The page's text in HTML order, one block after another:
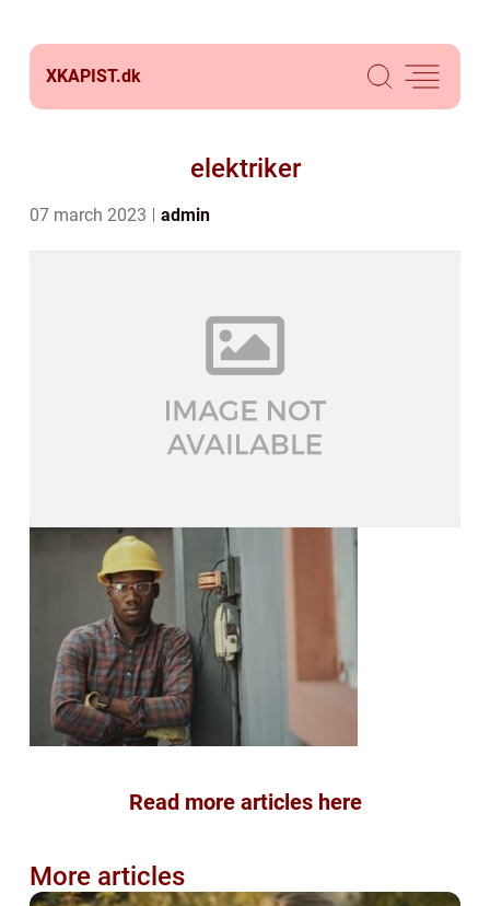
XKAPIST.dk
elektriker
07 march 2023 admin
Read more articles here
More articles